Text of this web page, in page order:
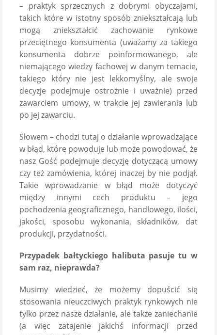
– praktyk sprzecznych z dobrymi obyczajami,
takich które w istotny sposób zniekształcają lub
mogą zniekształcić zachowanie rynkowe
przeciętnego konsumenta (uważamy za takiego
konsumenta dobrze poinformowanego, ale
niemającego wiedzy fachowej w danym temacie,
takiego który nie jest lekkomyślny, ale swoje
decyzje podejmuje ostrożnie i uważnie) przed
zawarciem umowy, w trakcie jej zawierania lub
po jej zawarciu.
Słowem – chodzi tutaj o działanie wprowadzające
w błąd, które powoduje lub może powodować, że
nasz Gość podejmuje decyzję dotyczącą umowy
czy też zamówienia, której inaczej by nie podjął.
Takie wprowadzanie w błąd może dotyczyć
między innymi cech produktu – jego
pochodzenia geograficznego, handlowego, ilości,
jakości, sposobu wykonania, składników, dat
produkcji, przydatności.
Przypadek bałtyckiego halibuta pasuje tu w
sam raz, nieprawda?
Musimy wiedzieć, że możemy dopuścić się
stosowania nieuczciwych praktyk rynkowych nie
tylko przez nasze działanie, ale także zaniechanie
(a więc zatajenie jakichś informacji przed